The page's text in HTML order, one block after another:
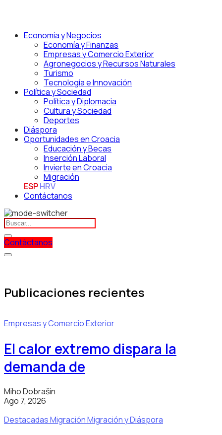
Economía y Negocios
Economía y Finanzas
Empresas y Comercio Exterior
Agronegocios y Recursos Naturales
Turismo
Tecnología e Innovación
Política y Sociedad
Política y Diplomacia
Cultura y Sociedad
Deportes
Diáspora
Oportunidades en Croacia
Educación y Becas
Inserción Laboral
Invierte en Croacia
Migración
ESPHRV
Contáctanos
Contáctanos
Publicaciones recientes
Empresas y Comercio Exterior
El calor extremo dispara la
demanda de
Miho Dobrašin
Ago 7, 2026
DestacadasMigraciónMigración y Diáspora